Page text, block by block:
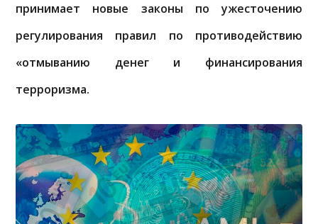
принимает новые законы по ужесточению
регулирования правил по противодействию
«отмыванию денег и финансирования
терроризма.